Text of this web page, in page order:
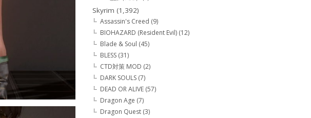
Skyrim (1,392)
Assassin's Creed (9)
BIOHAZARD (Resident Evil) (12)
Blade & Soul (45)
BLESS (31)
CTD対策 MOD (2)
DARK SOULS (7)
DEAD OR ALIVE (57)
Dragon Age (7)
Dragon Quest (3)